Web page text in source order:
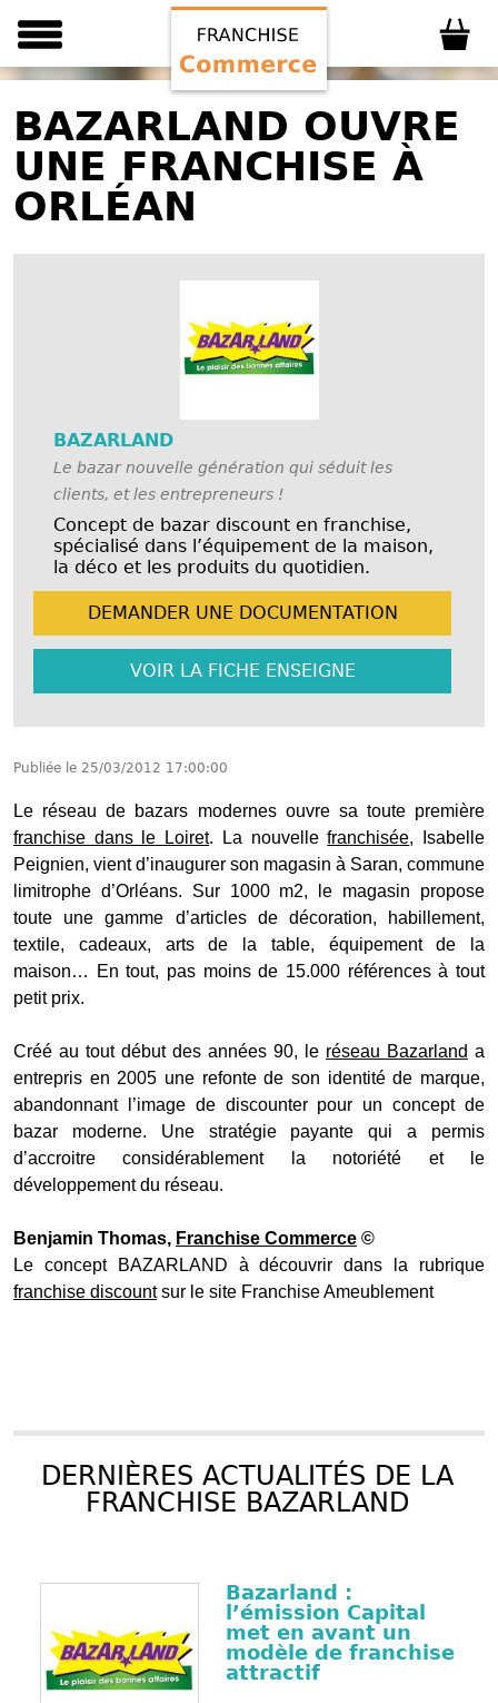
BAZARLAND OUVRE
UNE FRANCHISE À
ORLÉAN
BAZARLAND
Le bazar nouvelle génération qui séduit les
clients, et les entrepreneurs !
Concept de bazar discount en franchise,
spécialisé dans l’équipement de la maison,
la déco et les produits du quotidien.
DEMANDER UNE DOCUMENTATION
VOIR LA FICHE ENSEIGNE
Publiée le 25/03/2012 17:00:00
Le réseau de bazars modernes ouvre sa toute première
franchise dans le Loiret. La nouvellefranchisée, Isabelle
Peignien, vient d’inaugurer son magasin à Saran, commune
limitrophe d’Orléans. Sur 1000 m2, le magasin propose
toute une gamme d’articles de décoration, habillement,
textile, cadeaux, arts de la table, équipement de la
maison… En tout, pas moins de 15.000 références à tout
petit prix.
Créé au tout début des années 90, le réseau Bazarland a
entrepris en 2005 une refonte de son identité de marque,
abandonnant l’image de discounter pour un concept de
bazar moderne. Une stratégie payante qui a permis
d’accroitre considérablement la notoriété et le
développement du réseau.
Benjamin Thomas, Franchise Commerce ©
Le concept BAZARLAND à découvrir dans la rubrique
franchise discountsur le site Franchise Ameublement
DERNIÈRES ACTUALITÉS DE LA
FRANCHISE BAZARLAND
Bazarland :
l’émission Capital
met en avant un
modèle de franchise
attractif